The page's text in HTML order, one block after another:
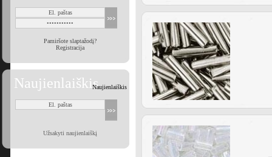
Pamiršote slaptažodį?
Registracija
NaujienlaiškisNaujienlaiškis
Užsakyti naujienlaiškį